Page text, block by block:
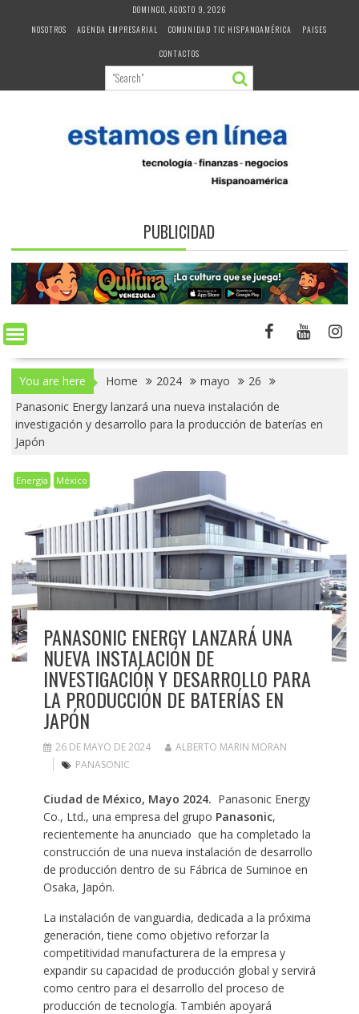
DOMINGO, AGOSTO 9, 2026
NOSOTROS
AGENDA EMPRESARIAL COMUNIDAD TIC HISPANOAMÉRICA
PAISES
CONTACTOS
PUBLICIDAD
You are here Home 2024 mayo
26
Panasonic Energy lanzará una nueva instalación de
investigación y desarrollo para la producción de baterías en
Japón
Energía México
PANASONIC ENERGY LANZARÁ UNA
NUEVA INSTALACIÓN DE
INVESTIGACIÓN Y DESARROLLO PARA
LA PRODUCCIÓN DE BATERÍAS EN
JAPÓN
26 DE MAYO DE 2024
ALBERTO MARIN MORAN
PANASONIC
Ciudad de México, Mayo 2024. Panasonic Energy
Co., Ltd., una empresa del grupo Panasonic,
recientemente ha anunciado que ha completado la
construcción de una nueva instalación de desarrollo
de producción dentro de su Fábrica de Suminoe en
Osaka, Japón.
La instalación de vanguardia, dedicada a la próxima
generación, tiene como objetivo reforzar la
competitividad manufacturera de la empresa y
expandir su capacidad de producción global y servirá
como centro para el desarrollo del proceso de
producción de tecnología. También apoyará